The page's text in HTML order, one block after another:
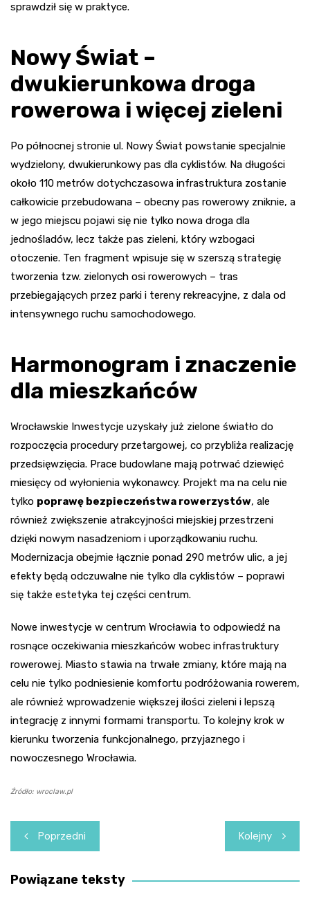
sprawdził się w praktyce.
Nowy Świat –
dwukierunkowa droga
rowerowa i więcej zieleni
Po północnej stronie ul. Nowy Świat powstanie specjalnie
wydzielony, dwukierunkowy pas dla cyklistów. Na długości
około 110 metrów dotychczasowa infrastruktura zostanie
całkowicie przebudowana – obecny pas rowerowy zniknie, a
w jego miejscu pojawi się nie tylko nowa droga dla
jednośladów, lecz także pas zieleni, który wzbogaci
otoczenie. Ten fragment wpisuje się w szerszą strategię
tworzenia tzw. zielonych osi rowerowych – tras
przebiegających przez parki i tereny rekreacyjne, z dala od
intensywnego ruchu samochodowego.
Harmonogram i znaczenie
dla mieszkańców
Wrocławskie Inwestycje uzyskały już zielone światło do
rozpoczęcia procedury przetargowej, co przybliża realizację
przedsięwzięcia. Prace budowlane mają potrwać dziewięć
miesięcy od wyłonienia wykonawcy. Projekt ma na celu nie
tylko poprawę bezpieczeństwa rowerzystów, ale
również zwiększenie atrakcyjności miejskiej przestrzeni
dzięki nowym nasadzeniom i uporządkowaniu ruchu.
Modernizacja obejmie łącznie ponad 290 metrów ulic, a jej
efekty będą odczuwalne nie tylko dla cyklistów – poprawi
się także estetyka tej części centrum.
Nowe inwestycje w centrum Wrocławia to odpowiedź na
rosnące oczekiwania mieszkańców wobec infrastruktury
rowerowej. Miasto stawia na trwałe zmiany, które mają na
celu nie tylko podniesienie komfortu podróżowania rowerem,
ale również wprowadzenie większej ilości zieleni i lepszą
integrację z innymi formami transportu. To kolejny krok w
kierunku tworzenia funkcjonalnego, przyjaznego i
nowoczesnego Wrocławia.
Źródło: wroclaw.pl
Nawigacja
wpisu
Poprzedni Kolejny
Powiązane teksty